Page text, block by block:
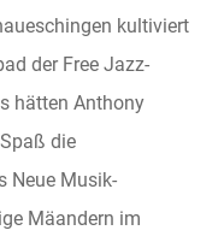
kultiviert
der Free Jazz-
hätten Anthony
die
Neue Musik-
Mäandern im